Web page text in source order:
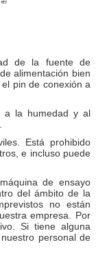
de la fuente de
alimentación bien
pin de conexión a
a la humedad y al
Está prohibido
e incluso puede
de ensayo
del ámbito de la
no están
empresa. Por
Si tiene alguna
personal de